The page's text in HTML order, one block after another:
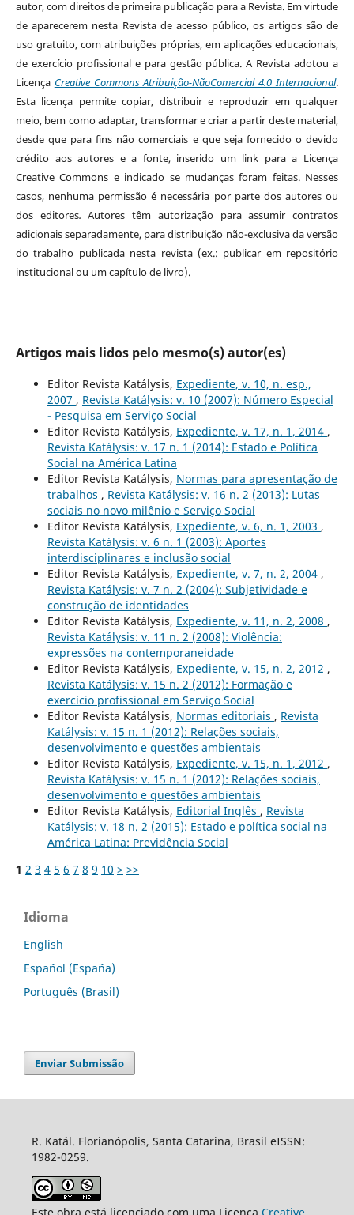
autor, com direitos de primeira publicação para a Revista. Em virtude
de aparecerem nesta Revista de acesso público, os artigos são de
uso gratuito, com atribuições próprias, em aplicações educacionais,
de exercício profissional e para gestão pública. A Revista adotou a
Licença Creative Commons Atribuição-NãoComercial 4.0 Internacional.
Esta licença permite copiar, distribuir e reproduzir em qualquer
meio, bem como adaptar, transformar e criar a partir deste material,
desde que para fins não comerciais e que seja fornecido o devido
crédito aos autores e a fonte, inserido um link para a Licença
Creative Commons e indicado se mudanças foram feitas. Nesses
casos, nenhuma permissão é necessária por parte dos autores ou
dos editores.Autores têm autorização para assumir contratos
adicionais separadamente, para distribuição não-exclusiva da versão
do trabalho publicada nesta revista (ex.: publicar em repositório
institucional ou um capítulo de livro).
Artigos mais lidos pelo mesmo(s) autor(es)
Editor Revista Katálysis, Expediente, v. 10, n. esp.,
2007 , Revista Katálysis: v. 10 (2007): Número Especial
- Pesquisa em Serviço Social
Editor Revista Katálysis, Expediente, v. 17, n. 1, 2014 ,
Revista Katálysis: v. 17 n. 1 (2014): Estado e Política
Social na América Latina
Editor Revista Katálysis, Normas para apresentação de
trabalhos , Revista Katálysis: v. 16 n. 2 (2013): Lutas
sociais no novo milênio e Serviço Social
Editor Revista Katálysis, Expediente, v. 6, n. 1, 2003 ,
Revista Katálysis: v. 6 n. 1 (2003): Aportes
interdisciplinares e inclusão social
Editor Revista Katálysis, Expediente, v. 7, n. 2, 2004 ,
Revista Katálysis: v. 7 n. 2 (2004): Subjetividade e
construção de identidades
Editor Revista Katálysis, Expediente, v. 11, n. 2, 2008 ,
Revista Katálysis: v. 11 n. 2 (2008): Violência:
expressões na contemporaneidade
Editor Revista Katálysis, Expediente, v. 15, n. 2, 2012 ,
Revista Katálysis: v. 15 n. 2 (2012): Formação e
exercício profissional em Serviço Social
Editor Revista Katálysis, Normas editoriais , Revista
Katálysis: v. 15 n. 1 (2012): Relações sociais,
desenvolvimento e questões ambientais
Editor Revista Katálysis, Expediente, v. 15, n. 1, 2012 ,
Revista Katálysis: v. 15 n. 1 (2012): Relações sociais,
desenvolvimento e questões ambientais
Editor Revista Katálysis, Editorial Inglês , Revista
Katálysis: v. 18 n. 2 (2015): Estado e política social na
América Latina: Previdência Social
1 2 3 4 5 6 7 8 9 10 > >>
Idioma
English
Español (España)
Português (Brasil)
Enviar Submissão
R. Katál. Florianópolis, Santa Catarina, Brasil eISSN:
1982-0259.